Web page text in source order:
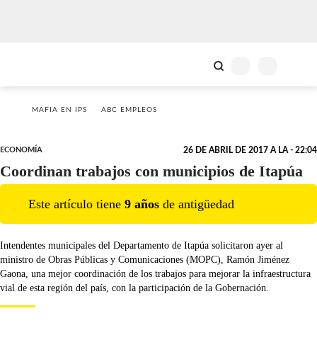
MAFIA EN IPS ABC EMPLEOS
ECONOMÍA 26 DE ABRIL DE 2017 A LA - 22:04
Coordinan trabajos con municipios de Itapúa
Este artículo tiene 9 años de antigüedad
Intendentes municipales del Departamento de Itapúa solicitaron ayer al
ministro de Obras Públicas y Comunicaciones (MOPC), Ramón Jiménez
Gaona, una mejor coordinación de los trabajos para mejorar la infraestructura
vial de esta región del país, con la participación de la Gobernación.